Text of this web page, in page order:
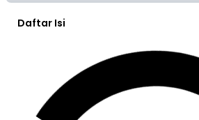
Daftar Isi